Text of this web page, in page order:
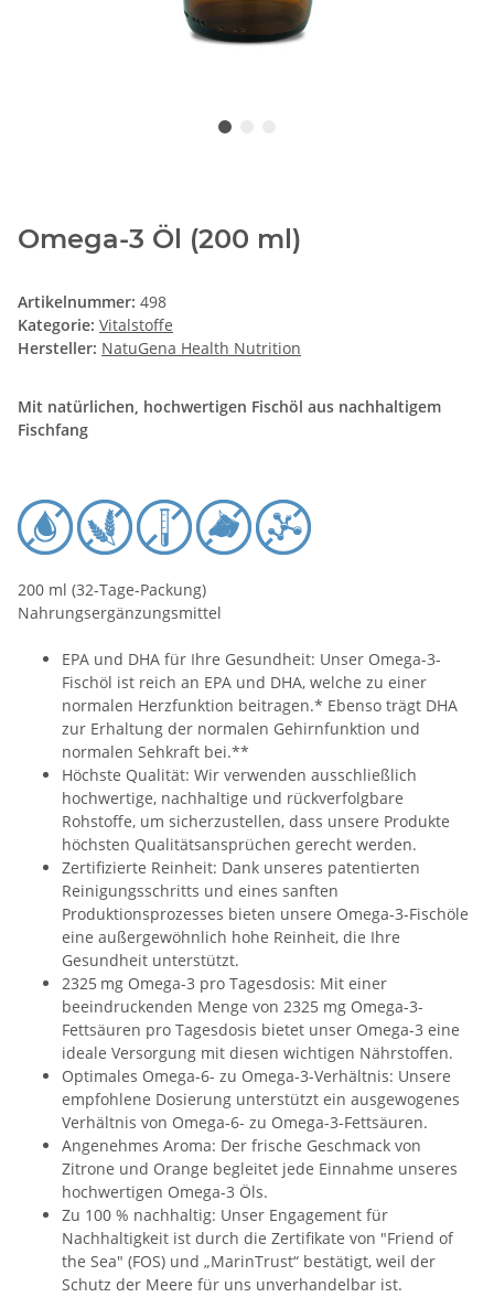
Omega-3 Öl (200 ml)
Artikelnummer: 498
Kategorie: Vitalstoffe
Hersteller: NatuGena Health Nutrition
Mit natürlichen, hochwertigen Fischöl aus nachhaltigem
Fischfang
200 ml (32-Tage-Packung)
Nahrungsergänzungsmittel
EPA und DHA für Ihre Gesundheit: Unser Omega-3-
Fischöl ist reich an EPA und DHA, welche zu einer
normalen Herzfunktion beitragen.* Ebenso trägt DHA
zur Erhaltung der normalen Gehirnfunktion und
normalen Sehkraft bei.**
Höchste Qualität: Wir verwenden ausschließlich
hochwertige, nachhaltige und rückverfolgbare
Rohstoffe, um sicherzustellen, dass unsere Produkte
höchsten Qualitätsansprüchen gerecht werden.
Zertifizierte Reinheit: Dank unseres patentierten
Reinigungsschritts und eines sanften
Produktionsprozesses bieten unsere Omega-3-Fischöle
eine außergewöhnlich hohe Reinheit, die Ihre
Gesundheit unterstützt.
2325 mg Omega-3 pro Tagesdosis: Mit einer
beeindruckenden Menge von 2325 mg Omega-3-
Fettsäuren pro Tagesdosis bietet unser Omega-3 eine
ideale Versorgung mit diesen wichtigen Nährstoffen.
Optimales Omega-6- zu Omega-3-Verhältnis: Unsere
empfohlene Dosierung unterstützt ein ausgewogenes
Verhältnis von Omega-6- zu Omega-3-Fettsäuren.
Angenehmes Aroma: Der frische Geschmack von
Zitrone und Orange begleitet jede Einnahme unseres
hochwertigen Omega-3 Öls.
Zu 100 % nachhaltig: Unser Engagement für
Nachhaltigkeit ist durch die Zertifikate von "Friend of
the Sea" (FOS) und „MarinTrust“ bestätigt, weil der
Schutz der Meere für uns unverhandelbar ist.